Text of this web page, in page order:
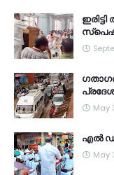
May
എൽ
May